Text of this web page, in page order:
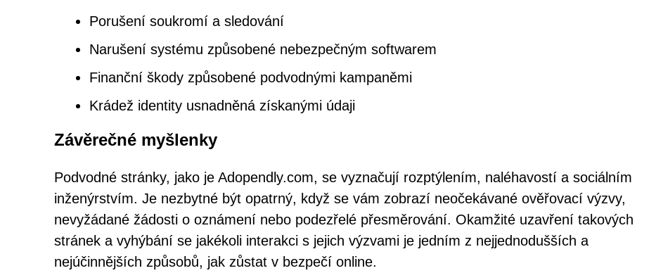
Porušení soukromí a sledování
Narušení systému způsobené nebezpečným softwarem
Finanční škody způsobené podvodnými kampaněmi
Krádež identity usnadněná získanými údaji
Závěrečné myšlenky
Podvodné stránky, jako je Adopendly.com, se vyznačují rozptýlením, naléhavostí a sociálním
inženýrstvím. Je nezbytné být opatrný, když se vám zobrazí neočekávané ověřovací výzvy,
nevyžádané žádosti o oznámení nebo podezřelé přesměrování. Okamžité uzavření takových
stránek a vyhýbání se jakékoli interakci s jejich výzvami je jedním z nejjednodušších a
nejúčinnějších způsobů, jak zůstat v bezpečí online.